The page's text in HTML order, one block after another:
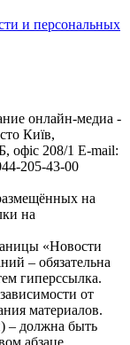
и персональных
онлайн-медиа -
Київ,
208/1 E-mail:
205-43-00
на
на
«Новости
– обязательна
гиперссылка.
от
материалов.
– должна быть